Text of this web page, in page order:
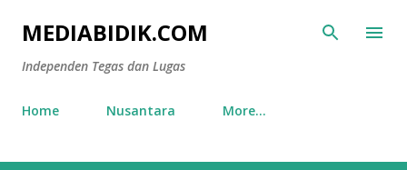
Skip to main content
MEDIABIDIK.COM
Independen Tegas dan Lugas
Home Nusantara More…